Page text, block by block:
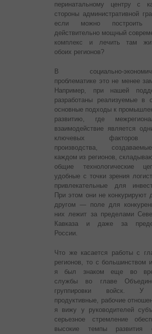
перинатальному центру с
стороны административной
если можно построить
действительно мощный
комплекс и лечить там
обоих регионов?
В социально-
проблематике это не менее
Например, при нашей
разработаны реализуемые в
основные подходы к
развитию, где
взаимодействие является
ключевых
производства,
каждом из регионов,
общие технологические
удобные с точки зрения
привлекательные для
При этом они не конкурируют
другом — поле для
них лежит за пределами
Кавказа и даже за
России.
Что же касается работы с
регионов, то с большинством
я был знаком еще во
службы во главе
группировки войск. У
продуктивные, рабочие
я вижу у руководителей
серьезное стремление
высокие темпы развития